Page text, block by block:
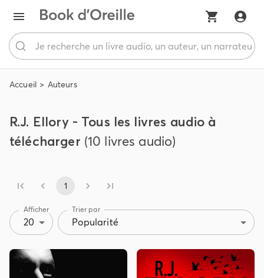
Accueil Auteurs
R.J. Ellory - Tous les livres audio à
télécharger (10 livres audio)
1
Afficher
20
Trier par
Popularité